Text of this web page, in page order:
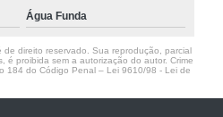
Água Funda
direito reservado. Sua reprodução, parcial
é proibida sem a autorização do autor. Crime
184 do Código Penal – Lei 9610/98 - Lei de